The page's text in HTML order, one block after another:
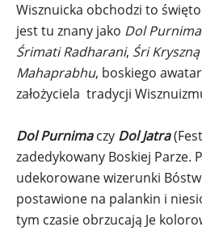
Wisznuicka obchodzi to
jest tu znany jako Dol Purnima
Śrimati Radharani, Śri Kryszną
Mahaprabhu, boskiego
założyciela tradycji
Dol Purnimaczy Dol Jatra
zadedykowany Boskiej Parze.
udekorowane wizerunki
postawione na palankin i
tym czasie obrzucają Je